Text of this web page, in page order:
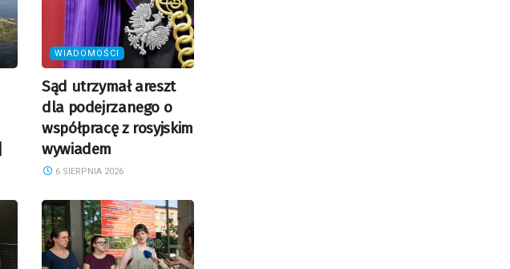
WIADOMOŚCI
Sąd utrzymał areszt
dla podejrzanego o
współpracę z rosyjskim
wywiadem
6 SIERPNIA 2026